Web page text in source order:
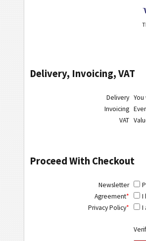
Delivery, Invoicing, VAT
Delivery
Invoicing
VAT
Proceed With Checkout
Newsletter
Agreement* I
Privacy Policy* I